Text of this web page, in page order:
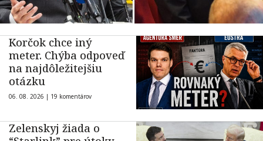
Korčok chce iný
meter. Chýba odpoveď
na najdôležitejšiu
otázku
06. 08. 2026 | 19 komentárov
Zelenskyj žiada o